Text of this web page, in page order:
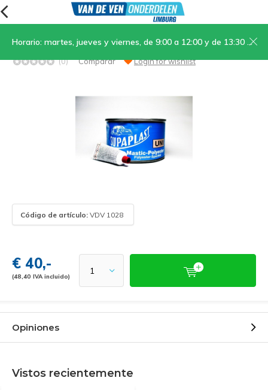
Horario: martes, jueves y viernes, de 9:00 a 12:00 y de 13:30 a 17:00; sábados, de 9:00 a 12:00
Masilla de aluminio, lata
(0) Comparar Login for wishlist
Código de artículo: VDV 1028
€ 40,-
(48,40 IVA incluido)
Opiniones
Vistos recientemente